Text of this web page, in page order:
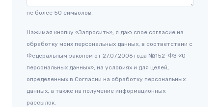
не более 50 символов.
Нажимая кнопку «Запросить», я даю свое согласие на
обработку моих персональных данных, в соответствии с
Федеральным законом от 27.07.2006 года №152-ФЗ «О
персональных данных», на условиях и для целей,
определенных в Согласии на обработку персональных
данных, а также на получение информационных
рассылок.